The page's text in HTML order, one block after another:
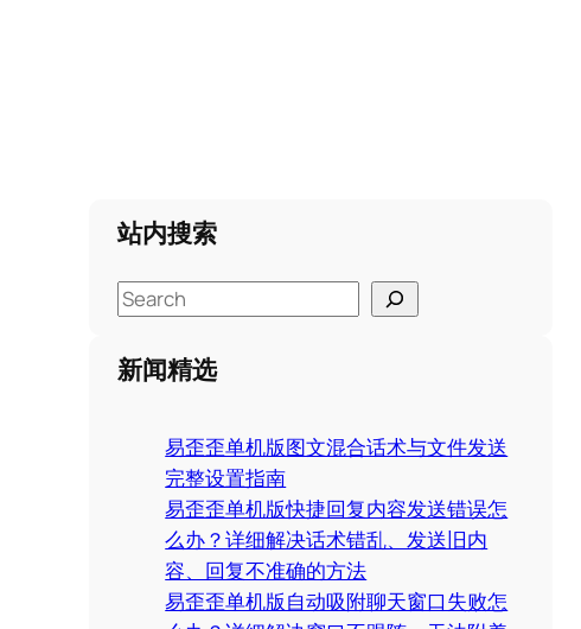
站内搜索
S
e
a
r
新闻精选
易歪歪单机版图文混合话术与文件发送
完整设置指南
易歪歪单机版快捷回复内容发送错误怎
么办？详细解决话术错乱、发送旧内
容、回复不准确的方法
易歪歪单机版自动吸附聊天窗口失败怎